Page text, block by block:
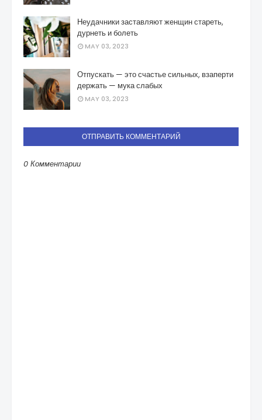
Неудачники заставляют женщин стареть,
дурнеть и болеть
MAY 03, 2023
Отпускать — это счастье сильных, взаперти
держать — мука слабых
MAY 03, 2023
ОТПРАВИТЬ КОММЕНТАРИЙ
0 Комментарии